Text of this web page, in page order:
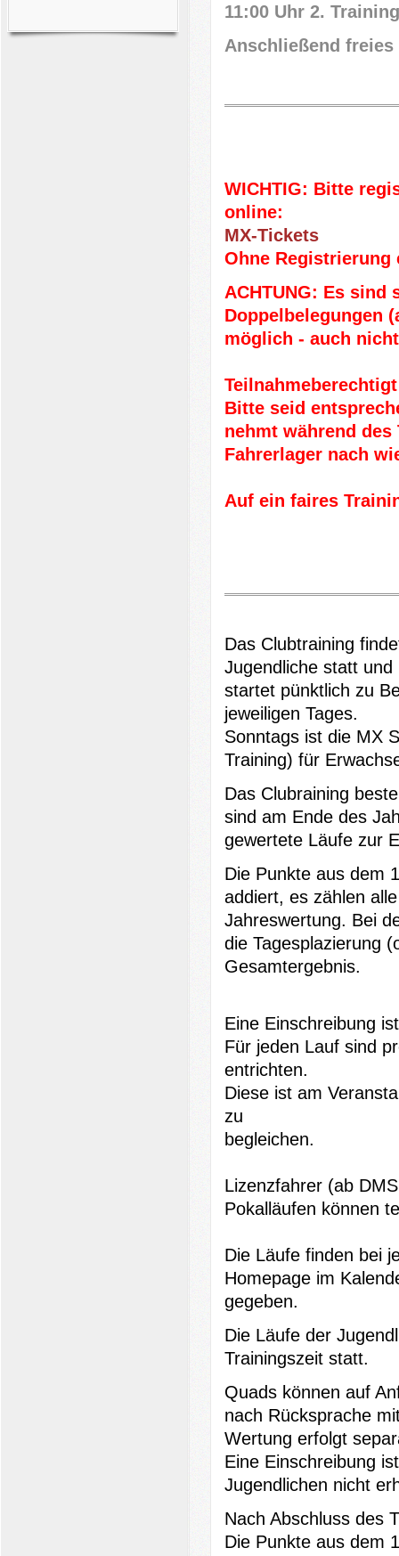
11:00 Uhr 2. Training
Anschließend
WICHTIG: Bitte
online:
MX-Tickets
Ohne Registrierung
ACHTUNG: Es sind
Doppelbelegungen
möglich - auch
Bitte seid
nehmt während
Fahrerlager nach
Auf ein faires
Das Clubtraining
Jugendliche statt und
startet pünktlich zu
jeweiligen Tages.
Sonntags ist die MX
Training) für
Das Clubraining
sind am Ende des
gewertete Läufe zur
Die Punkte aus dem
addiert, es zählen
Jahreswertung. Bei
die Tagesplazierung
Gesamtergebnis.
Eine Einschreibung
Für jeden Lauf sind
entrichten.
Diese ist am
zu
begleichen.
Lizenzfahrer (ab
Pokalläufen können
Die Läufe finden bei
Homepage im
gegeben.
Die Läufe der
Trainingszeit statt.
Quads können auf
nach Rücksprache
Wertung erfolgt
Eine Einschreibung
Jugendlichen nicht
Nach Abschluss des
Die Punkte aus dem